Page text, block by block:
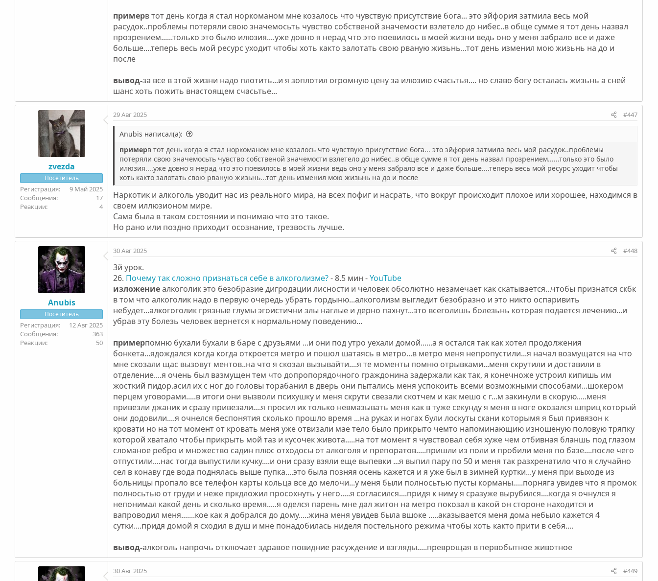
примерв тот день когда я стал норкоманом мне козалось что чувствую присутствие бога... это эйфория затмила весь мой
расудок..проблемы потеряли свою значемосьть чувство собственой значемости взлетело до нибес..в обще сумме я тот день назвал
прозрением......только это было илюзия....уже довно я нерад что это поевилось в моей жизни ведь оно у меня забрало все и даже
больше....теперь весь мой ресурс уходит чтобы хоть както залотать свою рваную жизьнь...тот день изменил мою жизьнь на до и
после
вывод-за все в этой жизни надо плотить...и я зоплотил огромную цену за илюзию счасьтья.... но славо богу осталась жизьнь а сней
шанс хоть пожить внастоящем счасьтье...
zvezda
Посетитель
9 Май 2025
17
4
29 Авг 2025 #447
Anubis написал(а):
примерв тот день когда я стал норкоманом мне козалось что чувствую присутствие бога... это эйфория затмила весь мой расудок..проблемы
потеряли свою значемосьть чувство собственой значемости взлетело до нибес..в обще сумме я тот день назвал прозрением......только это было
илюзия....уже довно я нерад что это поевилось в моей жизни ведь оно у меня забрало все и даже больше....теперь весь мой ресурс уходит чтобы
хоть както залотать свою рваную жизьнь...тот день изменил мою жизьнь на до и после
Наркотик и алкоголь уводит нас из реального мира, на всех пофиг и насрать, что вокруг происходит плохое или хорошее, находимся в
своем иллюзионом мире.
Сама была в таком состоянии и понимаю что это такое.
Но рано или поздно приходит осознание, трезвость лучше.
Anubis
Посетитель
12 Авг 2025
363
50
30 Авг 2025 #448
3й урок.
26. Почему так сложно признаться себе в алкоголизме?- 8.5 мин -YouTube
изложениеалкоголик это безобразие дигродации лисности и человек обсолютно незамечает как скатывается...чтобы признатся скбк
в том что алкоголик надо в первую очередь убрать гордыню...алкоголизм выгледит безобразно и это никто оспаривить
небудет...алкогоголик грязные глумы эгоистични злы наглые и дерно пахнут...это всеголишь болезьнь которая подается лечению...и
убрав эту болезь человек вернется к нормальному поведению...
примерпомню бухали бухали в баре с друзьями ...и они под утро уехали домой......а я остался так как хотел продолжения
бонкета...ядождался когда когда откроется метро и пошол шатаясь в метро...в метро меня непропустили...я начал возмущатся на что
мне скозали щас вызовут ментов..на что я скозал вызывайти....я те моменты помню отрывками...меня скрутили и доставили в
отделение....я очень был вазмущен тем что допропорядочного граждонина задержали как так, я конечноже устроил кипишь им
жосткий пидор.асил их с ног до головы торабанил в дверь они пытались меня успокоить всеми возможными способами...шокером
перцем уговорами.....в итоги они вызволи психушку и меня скрути свезали скотчем и как мешо с г...м закинули в скорую.....меня
привезли джаник и сразу привезали....я просил их только невмазывать меня как в туже секунду я меня в ноге окозался шприц который
они додовили....я очнелся беспонятия сколько прошло время ...на руках и ногах були лоскуты скани которымя я был привязон к
кровати но на тот момент от кровать меня уже отвизали мае тело было прикрыто чемто напоминающию изношеную половую тряпку
которой хватало чтобы прикрыть мой таз и кусочек живота.....на тот момент я чувствовал себя хуже чем отбивная бланшь под глазом
сломаное ребро и множество садин плюс отходосы от алкоголя и препоратов.....пришли из поли и пробили меня по базе....после чего
отпустили....нас тогда выпустили кучку....и они сразу взяли еще выпевки ...я выпил пару по 50 и меня так разхренатило что я случайно
сел в конаву где вода поднялась выше пупка....это была позняя осень кажется и я уже был в зимней куртки...у меня при выходе из
больницы пропало все телефон карты кольца все до мелочи...у меня были полносьтью пусты корманы.....порняга увидев что я промок
полносьтью от груди и неже пркдложил просохнуть у него.....я согласился....придя к ниму я сразуже вырубился....когда я очнулся я
непонимал какой день и сколько время.....я оделся парень мне дал житон на метро покозал в какой он стороне находится и
вапроводил меня.......кое как я добрался до дому.....жина меня увидев была вшоке .....аказывается меня дома небыло кажется 4
сутки....придя домой я сходил в душ и мне понадобилась ниделя постельного режима чтобы хоть както прити в себя....
вывод-алкоголь напрочь отключает здравое повидние расуждение и взгляды.....преврощая в первобытное животное
30 Авг 2025 #449